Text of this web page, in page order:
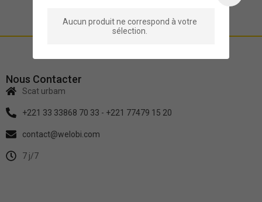
Nous Contacter
Scat urbam
+221 33 33868 70 33 - +221 77479 15 20
contact@welobi.com
7 j/7
Aucun produit ne correspond à votre
sélection.